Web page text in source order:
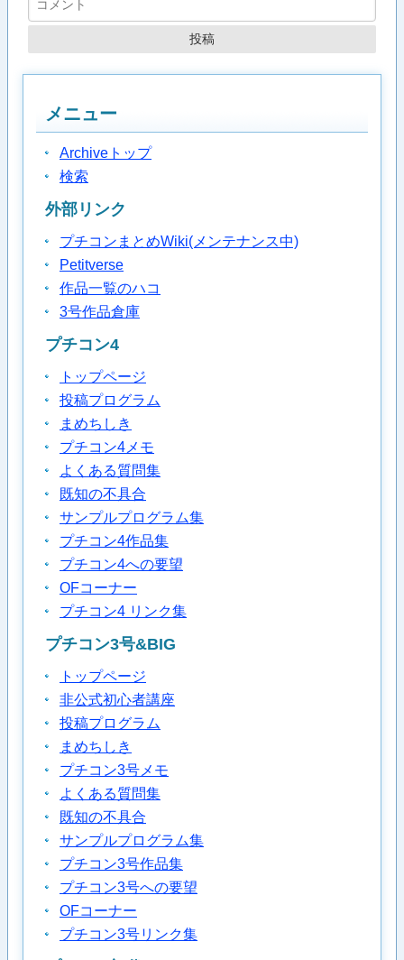
メニュー
Archiveトップ
検索
外部リンク
プチコンまとめWiki(メンテナンス中)
Petitverse
作品一覧のハコ
3号作品倉庫
プチコン4
トップページ
投稿プログラム
まめちしき
プチコン4メモ
よくある質問集
既知の不具合
サンプルプログラム集
プチコン4作品集
プチコン4への要望
OFコーナー
プチコン4 リンク集
プチコン3号&BIG
トップページ
非公式初心者講座
投稿プログラム
まめちしき
プチコン3号メモ
よくある質問集
既知の不具合
サンプルプログラム集
プチコン3号作品集
プチコン3号への要望
OFコーナー
プチコン3号リンク集